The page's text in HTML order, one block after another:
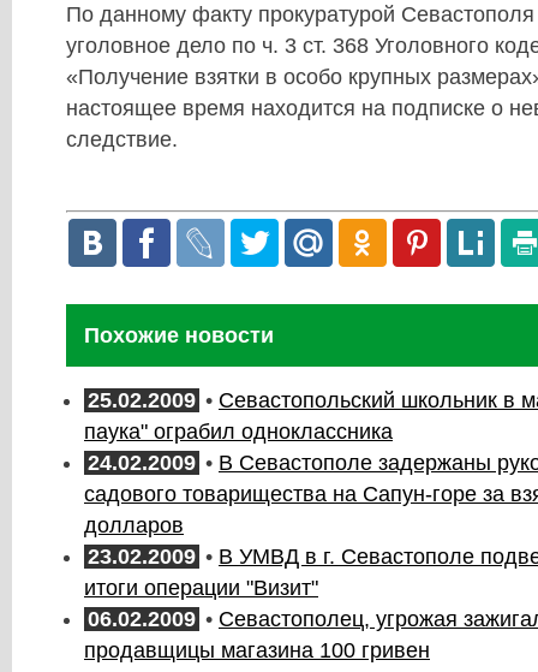
По данному факту прокуратурой
уголовное дело по ч. 3 ст. 368 Уголовного
«Получение взятки в особо крупных
настоящее время находится на подписке о
следствие.
Похожие новости
25.02.2009 • Севастопольский школьник в
паука" ограбил одноклассника
24.02.2009 • В Севастополе задержаны
садового товарищества на Сапун-горе за
долларов
23.02.2009 • В УМВД в г. Севастополе
итоги операции "Визит"
06.02.2009 • Севастополец, угрожая
продавщицы магазина 100 гривен